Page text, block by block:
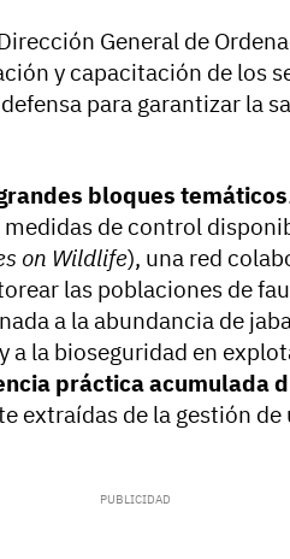
General de
y capacitación de los
para garantizar la
bloques temáticos
medidas de control
on Wildlife), una red
las poblaciones de
a la abundancia de
a la bioseguridad en
práctica acumulada
extraídas de la gestión